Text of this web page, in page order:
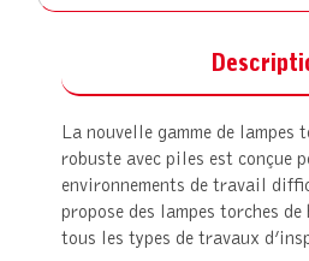
La nouvelle gamme de lampes
robuste avec piles est conçue
environnements de travail
propose des lampes torches
tous les types de travaux